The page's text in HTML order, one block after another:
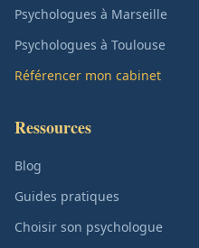
Psychologues à Marseille
Psychologues à Toulouse
Référencer mon cabinet
Ressources
Blog
Guides pratiques
Choisir son psychologue